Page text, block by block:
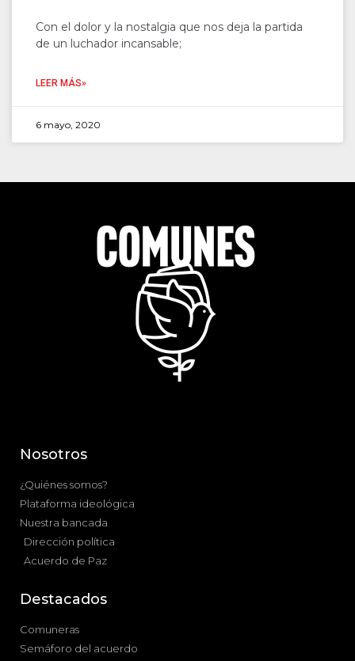
Con el dolor y la nostalgia que nos deja la partida
de un luchador incansable;
LEER MÁS»
6 mayo, 2020
Nosotros
¿Quiénes somos?
Plataforma ideológica
Nuestra bancada
Dirección política
Acuerdo de Paz
Destacados
Comuneras
Semáforo del acuerdo